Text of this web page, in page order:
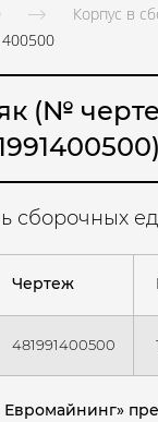
Корпус в
(№
сборочных
Чертеж
481991400500